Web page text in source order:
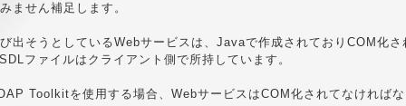
ません補足します。
出そうとしているWebサービスは、Javaで作成されておりCOM化
ファイルはクライアント側で所持しています。
Toolkitを使用する場合、WebサービスはCOM化されてなければ